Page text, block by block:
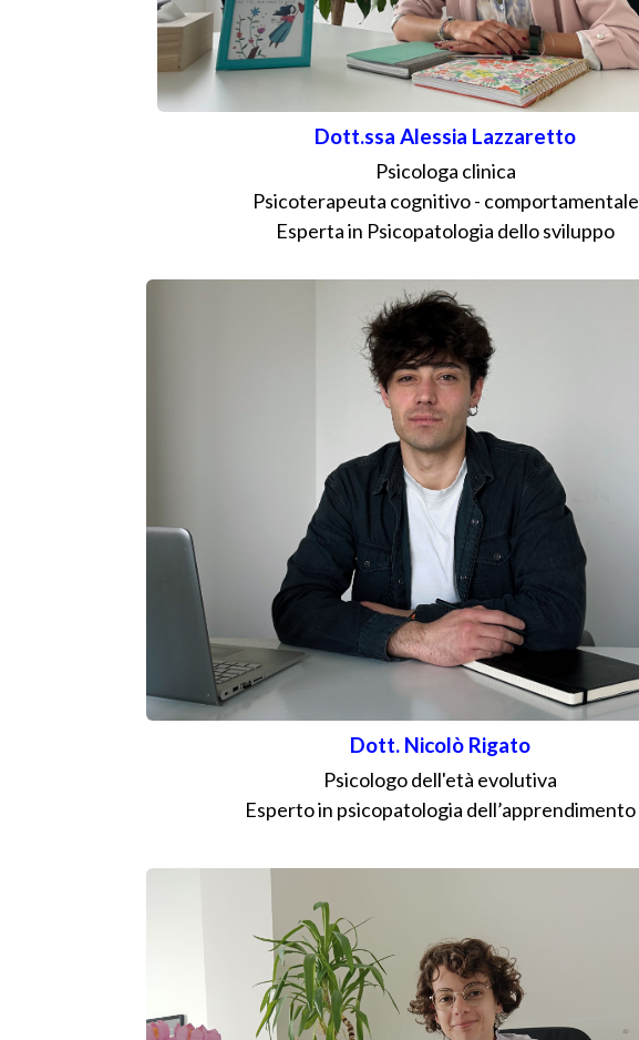
Dott.ssa Alessia Lazzaretto
Psicologa clinica
Psicoterapeuta cognitivo - comportamentale
Esperta in Psicopatologia dello sviluppo
Dott. Nicolò Rigato
Psicologo dell'età evolutiva
Esperto in psicopatologia dell’apprendimento